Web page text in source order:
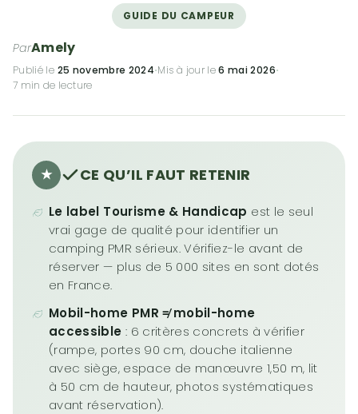
GUIDE DU CAMPEUR
ParAmely
Publié le 25 novembre 2024·Mis à jour le6 mai 2026·
7 min de lecture
CE QU’IL FAUT RETENIR
Le label Tourisme & Handicap est le seul
vrai gage de qualité pour identifier un
camping PMR sérieux. Vérifiez-le avant de
réserver — plus de 5 000 sites en sont dotés
en France.
Mobil-home PMR ≠ mobil-home
accessible : 6 critères concrets à vérifier
(rampe, portes 90 cm, douche italienne
avec siège, espace de manœuvre 1,50 m, lit
à 50 cm de hauteur, photos systématiques
avant réservation).